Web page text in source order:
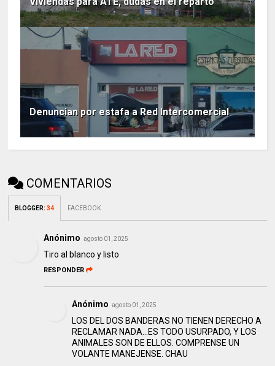
Denuncian por estafa a Red Intercomercial
COMENTARIOS
BLOGGER:34 FACEBOOK
Anónimo agosto 01, 2025
Tiro al blanco y listo
RESPONDER
Anónimo agosto 01, 2025
LOS DEL DOS BANDERAS NO TIENEN DERECHO A
RECLAMAR NADA...ES TODO USURPADO, Y LOS
ANIMALES SON DE ELLOS. COMPRENSE UN
VOLANTE MANEJENSE. CHAU